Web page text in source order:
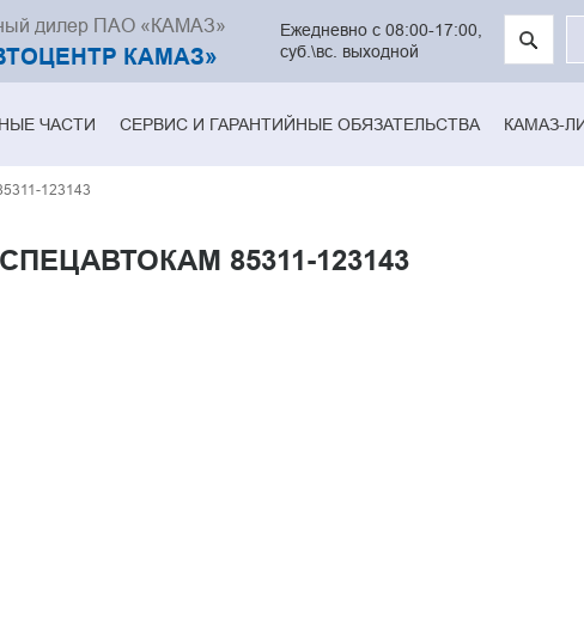
дилер ПАО «КАМАЗ»
КАМАЗ»
Ежедневно с 08:00-17:00,
суб.\вс. выходной
ключевые
слова
ЧАСТИ СЕРВИС И ГАРАНТИЙНЫЕ ОБЯЗАТЕЛЬСТВА КАМАЗ-
123143
85311-123143